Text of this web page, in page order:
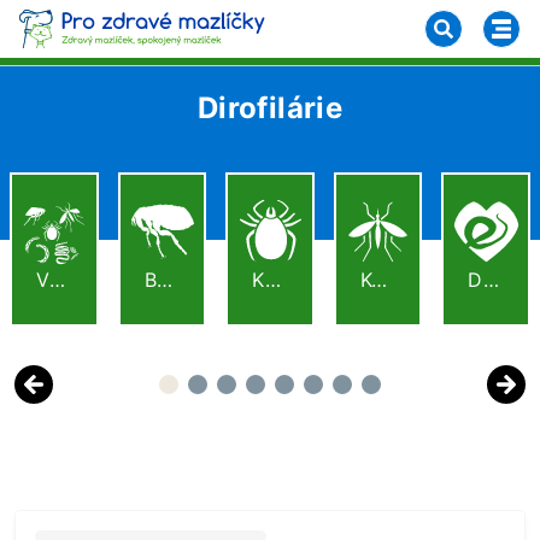
Dirofilárie
Previous
VŠE BLECHY KLÍŠŤATA KOMÁŘI DIROFILÁRIE
Next